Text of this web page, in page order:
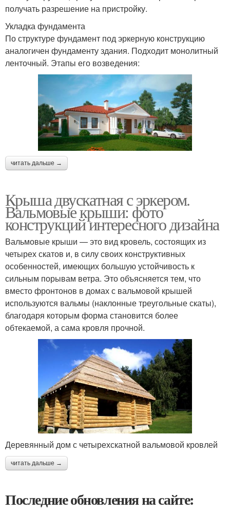
получать разрешение на пристройку.
Укладка фундамента
По структуре фундамент под эркерную конструкцию
аналогичен фундаменту здания. Подходит монолитный
ленточный. Этапы его возведения:
читать дальше →
Крыша двускатная с эркером.
Вальмовые крыши: фото
конструкций интересного дизайна
Вальмовые крыши — это вид кровель, состоящих из
четырех скатов и, в силу своих конструктивных
особенностей, имеющих большую устойчивость к
сильным порывам ветра. Это объясняется тем, что
вместо фронтонов в домах с вальмовой крышей
используются вальмы (наклонные треугольные скаты),
благодаря которым форма становится более
обтекаемой, а сама кровля прочной.
Деревянный дом с четырехскатной вальмовой кровлей
читать дальше →
Последние обновления на сайте: